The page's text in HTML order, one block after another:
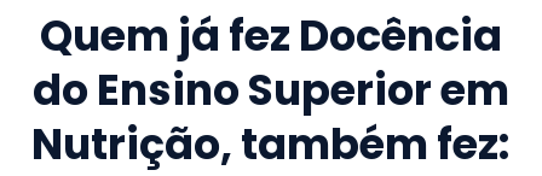
Quem já fez Docência
do Ensino Superior em
Nutrição, também fez: